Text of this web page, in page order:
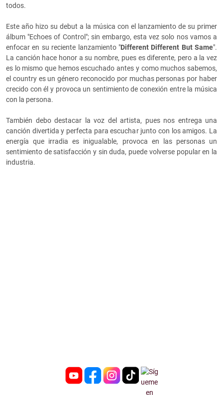
todos.
Este año hizo su debut a la música con el lanzamiento de su primer
álbum "Echoes of Control"; sin embargo, esta vez solo nos vamos a
enfocar en su reciente lanzamiento "Different Different But Same".
La canción hace honor a su nombre, pues es diferente, pero a la vez
es lo mismo que hemos escuchado antes y como muchos sabemos,
el country es un género reconocido por muchas personas por haber
crecido con él y provoca un sentimiento de conexión entre la música
con la persona.
También debo destacar la voz del artista, pues nos entrega una
canción divertida y perfecta para escuchar junto con los amigos. La
energía que irradia es inigualable, provoca en las personas un
sentimiento de satisfacción y sin duda, puede volverse popular en la
industria.